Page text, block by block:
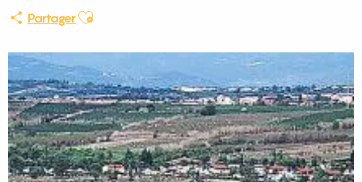
PartagerAjouter aux favoris